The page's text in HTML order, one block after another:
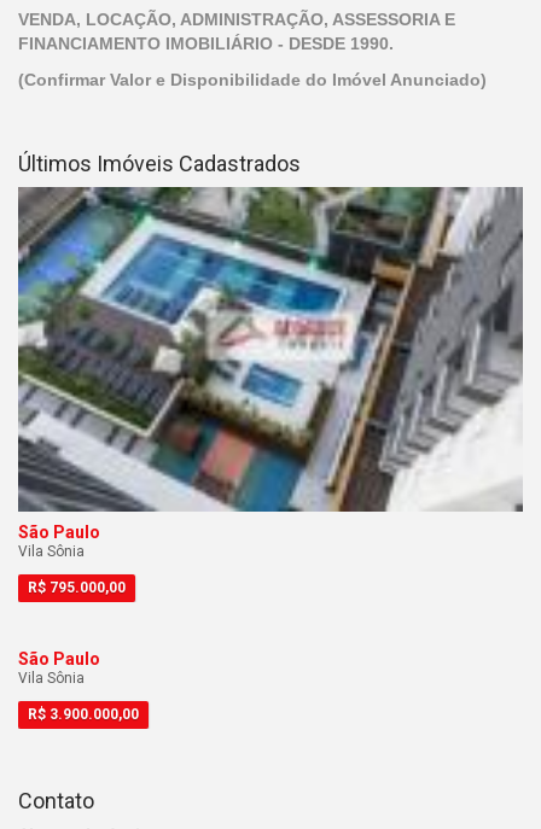
VENDA, LOCAÇÃO, ADMINISTRAÇÃO, ASSESSORIA E
FINANCIAMENTO IMOBILIÁRIO - DESDE 1990.
(Confirmar Valor e Disponibilidade do Imóvel Anunciado)
Últimos Imóveis Cadastrados
São Paulo
Vila Sônia
R$ 795.000,00
São Paulo
Vila Sônia
R$ 3.900.000,00
Contato